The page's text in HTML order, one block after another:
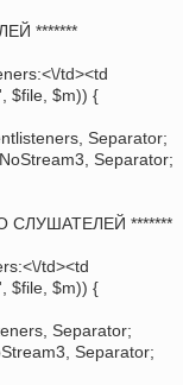
*******
td><td
$file, $m)) {
Separator;
Separator;
СЛУШАТЕЛЕЙ *******
td><td
$file, $m)) {
Separator;
Separator;